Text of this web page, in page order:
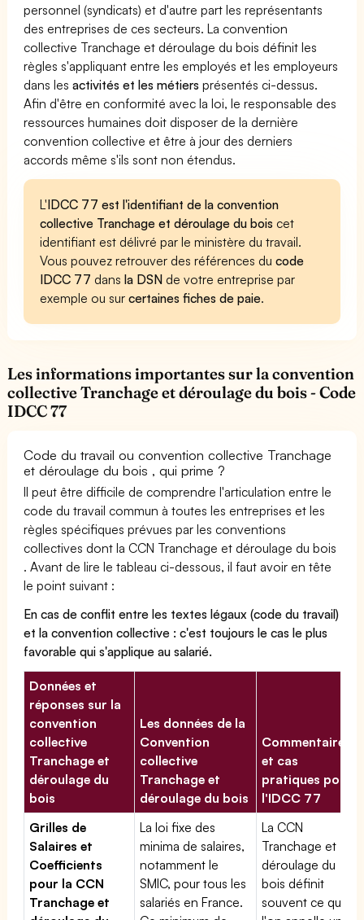
personnel (syndicats) et d'autre part les représentants
des entreprises de ces secteurs. La convention
collective Tranchage et déroulage du bois définit les
règles s'appliquant entre les employés et les employeurs
dans lesactivités et les métiers présentés ci-dessus.
Afin d'être en conformité avec la loi, le responsable des
ressources humaines doit disposer de la dernière
convention collective et être à jour des derniers
accords même s'ils sont non étendus.
L'IDCC 77 est l'identifiant de la convention
collective Tranchage et déroulage du boiscet
identifiant est délivré par le ministère du travail.
Vous pouvez retrouver des références ducode
IDCC 77 dansla DSN de votre entreprise par
exemple ou surcertaines fiches de paie.
Les informations importantes sur la convention
collective Tranchage et déroulage du bois - Code
IDCC 77
Code du travail ou convention collective Tranchage
et déroulage du bois , qui prime ?
Il peut être difficile de comprendre l'articulation entre le
code du travail commun à toutes les entreprises et les
règles spécifiques prévues par les conventions
collectives dont la CCN Tranchage et déroulage du bois
. Avant de lire le tableau ci-dessous, il faut avoir en tête
le point suivant :
En cas de conflit entre les textes légaux (code du travail)
et la convention collective : c'est toujours le cas le plus
favorable qui s'applique au salarié.
Données et
réponses sur la
convention
collective
Tranchage et
déroulage du
bois
Les données de la
Convention
collective
Tranchage et
déroulage du bois
Commentaires
et cas
pratiques pour
l'IDCC 77
Grilles de
Salaires et
Coefficients
pour la CCN
Tranchage et
La loi fixe des
minima de salaires,
notamment le
SMIC, pour tous les
salariés en France.
La CCN
Tranchage et
déroulage du
bois définit
souvent ce que